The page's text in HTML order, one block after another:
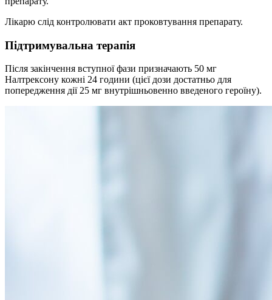
Лікарю слід контролювати акт проковтування препарату.
Підтримувальна терапія
Після закінчення вступної фази призначають 50 мг
Налтрексону кожні 24 години (цієї дози достатньо для
попередження дії 25 мг внутрішньовенно введеного героїну).